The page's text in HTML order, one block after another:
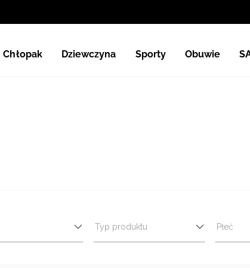
Chłopak Dziewczyna Sporty Obuwie
Typ produktu Płeć